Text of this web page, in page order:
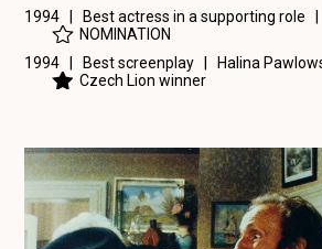
1994 | Best actress in a supporting role |
NOMINATION
1994 | Best screenplay | Halina
Czech Lion winner